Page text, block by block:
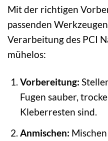
Mit der richtigen
passenden
Verarbeitung des PCI
mühelos:
Vorbereitung:
Fugen sauber,
Kleberresten sind.
Anmischen: